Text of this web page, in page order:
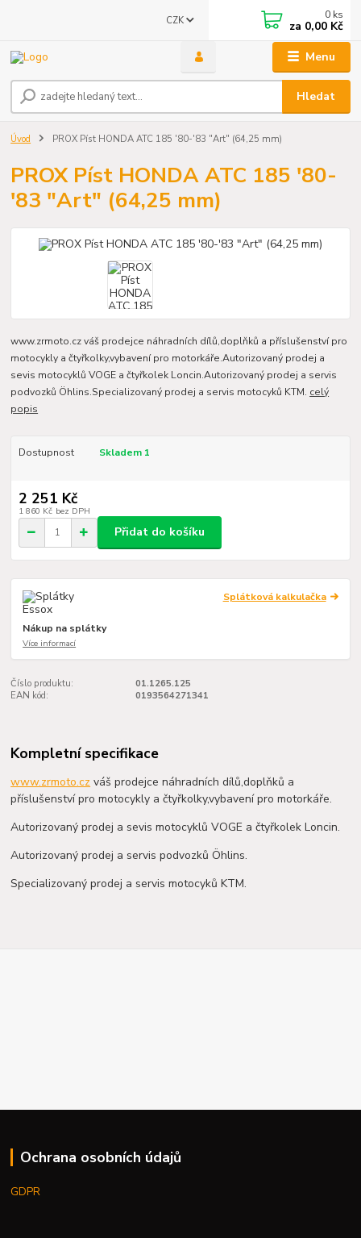
Menu
CZK
Hledat
0 ks
za 0,00 Kč
Úvod PROX Píst HONDA ATC 185 '80-'83 "Art" (64,25 mm)
PROX Píst HONDA ATC 185 '80-
'83 "Art" (64,25 mm)
www.zrmoto.cz váš prodejce náhradních dílů,doplňků a příslušenství pro
motocykly a čtyřkolky,vybavení pro motorkáře.Autorizovaný prodej a
sevis motocyklů VOGE a čtyřkolek Loncin.Autorizovaný prodej a servis
podvozků Öhlins.Specializovaný prodej a servis motocyků KTM. celý
popis
Dostupnost Skladem 1
2 251 Kč
1 860 Kč bez DPH
Přidat do košíku
Splátková kalkulačka
Nákup na splátky
Více informací
Číslo produktu:
01.1265.125
EAN kód:
0193564271341
Kompletní specifikace
www.zrmoto.cz váš prodejce náhradních dílů,doplňků a
příslušenství pro motocykly a čtyřkolky,vybavení pro motorkáře.
Autorizovaný prodej a sevis motocyklů VOGE a čtyřkolek Loncin.
Autorizovaný prodej a servis podvozků Öhlins.
Specializovaný prodej a servis motocyků KTM.
Ochrana osobních údajů
GDPR